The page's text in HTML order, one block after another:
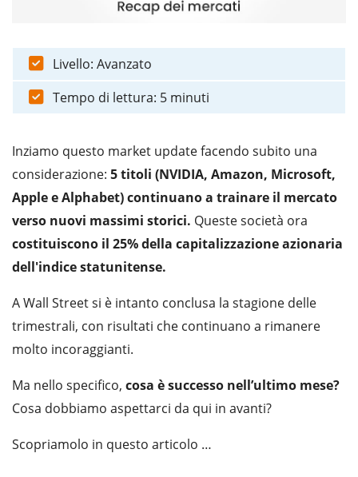
Livello: Avanzato
Tempo di lettura: 5 minuti
Inziamo questo market update facendo subito una
considerazione: 5 titoli (NVIDIA, Amazon, Microsoft,
Apple e Alphabet) continuano a trainare il mercato
verso nuovi massimi storici. Queste società ora
costituiscono il 25% della capitalizzazione azionaria
dell'indice statunitense.
A Wall Street si è intanto conclusa la stagione delle
trimestrali, con risultati che continuano a rimanere
molto incoraggianti.
Ma nello specifico, cosa è successo nell’ultimo mese?
Cosa dobbiamo aspettarci da qui in avanti?
Scopriamolo in questo articolo …